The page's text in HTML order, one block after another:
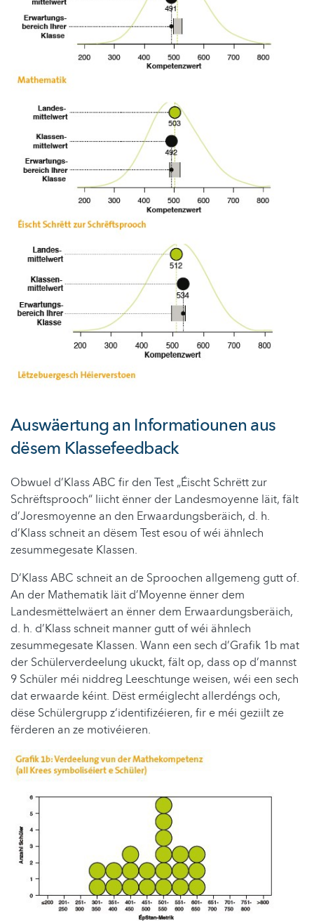
Auswäertung an Informatiounen aus
dësem Klassefeedback
Obwuel d’Klass ABC fir den Test „Éischt Schrëtt zur
Schrëftsprooch“ liicht ënner der Landesmoyenne läit, fält
d’Joresmoyenne an den Erwaardungsberäich, d. h.
d’Klass schneit an dësem Test esou of wéi ähnlech
zesummegesate Klassen.
D’Klass ABC schneit an de Sproochen allgemeng gutt of.
An der Mathematik läit d’Moyenne ënner dem
Landesmëttelwäert an ënner dem Erwaardungsberäich,
d. h. d’Klass schneit manner gutt of wéi ähnlech
zesummegesate Klassen. Wann een sech d’Grafik 1b mat
der Schülerverdeelung ukuckt, fält op, dass op d’mannst
9 Schüler méi niddreg Leeschtunge weisen, wéi een sech
dat erwaarde kéint. Dëst erméiglecht allerdéngs och,
dëse Schülergrupp z‘identifizéieren, fir e méi geziilt ze
fërderen an ze motivéieren.